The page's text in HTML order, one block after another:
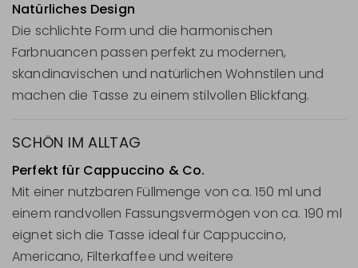
Natürliches Design
Die schlichte Form und die harmonischen
Farbnuancen passen perfekt zu modernen,
skandinavischen und natürlichen Wohnstilen und
machen die Tasse zu einem stilvollen Blickfang.
SCHÖN IM ALLTAG
Perfekt für Cappuccino & Co.
Mit einer nutzbaren Füllmenge von ca. 150 ml und
einem randvollen Fassungsvermögen von ca. 190 ml
eignet sich die Tasse ideal für Cappuccino,
Americano, Filterkaffee und weitere